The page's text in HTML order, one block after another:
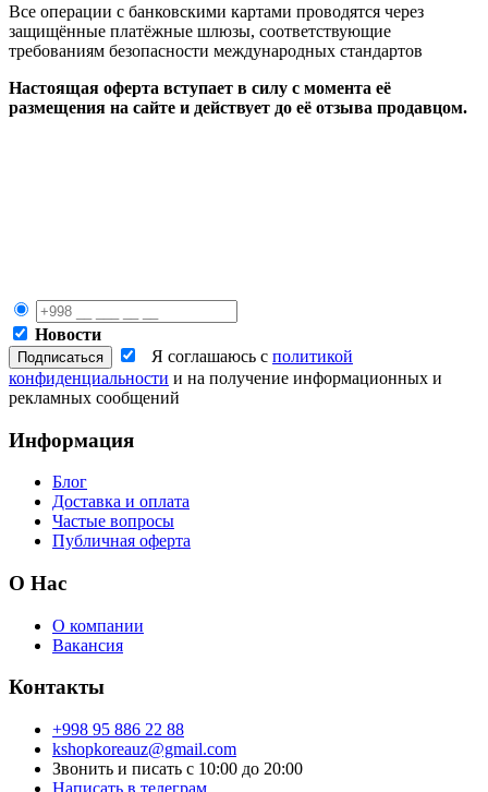
Все операции с банковскими картами проводятся через
защищённые платёжные шлюзы, соответствующие
требованиям безопасности международных стандартов
Настоящая оферта вступает в силу с момента её
размещения на сайте и действует до её отзыва продавцом.
Новости
Я соглашаюсь с политикой
конфиденциальности и на получение информационных и
рекламных сообщений
Информация
Блог
Доставка и оплата
Частые вопросы
Публичная оферта
О Нас
О компании
Вакансия
Контакты
+998 95 886 22 88
kshopkoreauz@gmail.com
Звонить и писать с 10:00 до 20:00